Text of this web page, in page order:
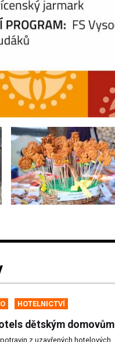
HOTELNICTVÍ
dětským domovům
z uzavřených hotelových